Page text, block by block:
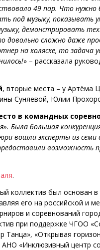
49 пар. Что нужно
под музыку, показывать
демонстрировать
довольно сложно даже
на коляске, то задача
» – рассказала
, вторые места – у Артёма
Суняевой, Юлии
в командных
Была большая
вошли эксперты из
возможность
.
коллектив был основан в
его на российской и
и соревнований
при поддержке ЧГОО
Танца», «Открывая
«Инклюзивный центр